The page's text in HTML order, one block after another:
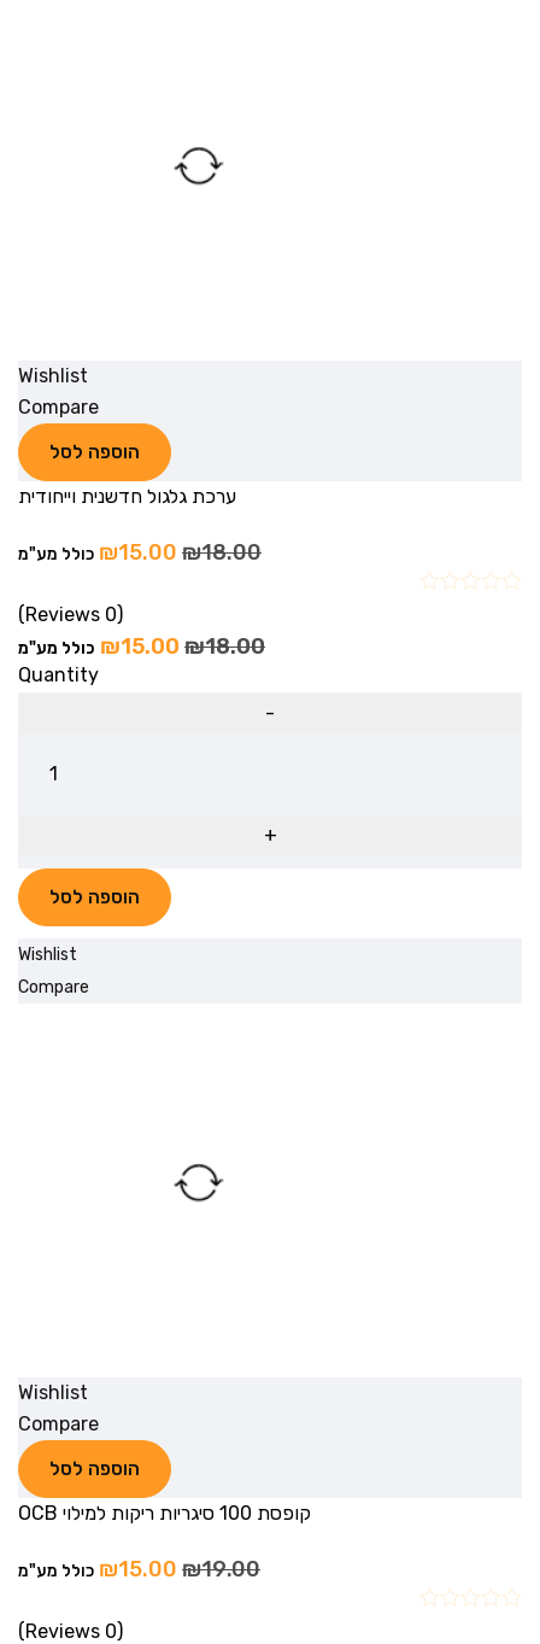
Wishlist
Compare
הוספה לסל
ערכת גלגול חדשנית וייחודית
₪18.00
₪15.00 כולל מע"מ
(0 Reviews)
₪18.00
₪15.00 כולל מע"מ
Quantity
הוספה לסל
Wishlist
Compare
Wishlist
Compare
הוספה לסל
קופסת 100 סיגריות ריקות למילוי OCB
₪19.00
₪15.00 כולל מע"מ
(0 Reviews)